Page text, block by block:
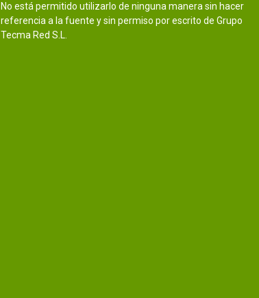
No está permitido utilizarlo de ninguna manera sin hacer
referencia a la fuente y sin permiso por escrito de Grupo
Tecma Red S.L.